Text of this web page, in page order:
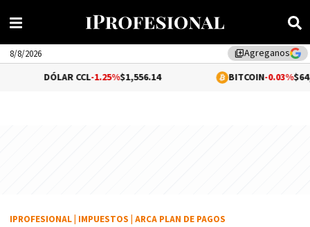
library_addAgreganos
8/8/2026
-1.25%$1,556.14 -0.03%$64,977.46
IPROFESIONAL IMPUESTOS ARCA PLAN DE PAGOS